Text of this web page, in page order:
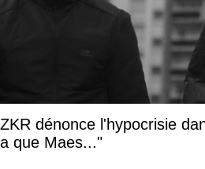
ZKR dénonce l'hypocrisie
a que Maes..."